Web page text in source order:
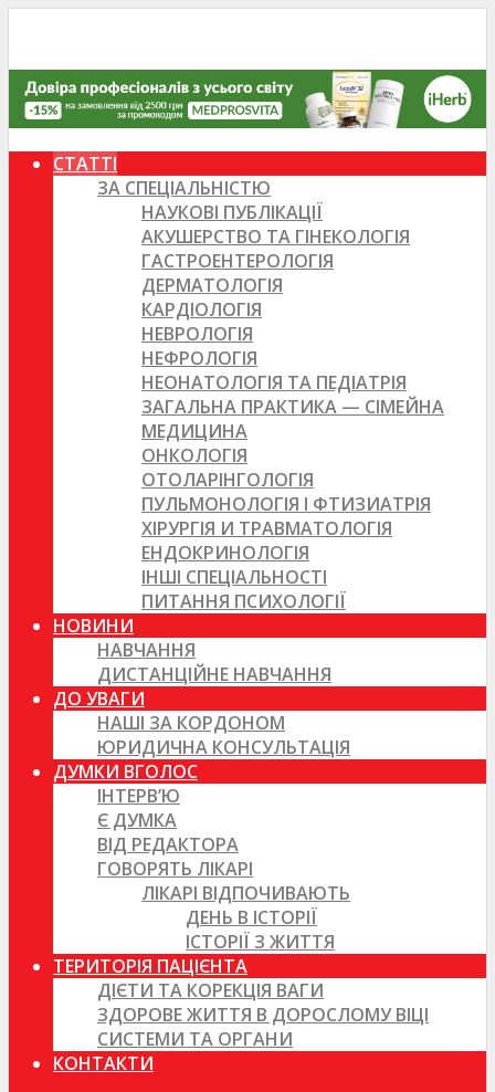
СТАТТІ
ЗА СПЕЦІАЛЬНІСТЮ
НАУКОВІ ПУБЛІКАЦІЇ
АКУШЕРСТВО ТА ГІНЕКОЛОГІЯ
ГАСТРОЕНТЕРОЛОГІЯ
ДЕРМАТОЛОГІЯ
КАРДІОЛОГІЯ
НЕВРОЛОГІЯ
НЕФРОЛОГІЯ
НЕОНАТОЛОГІЯ ТА ПЕДІАТРІЯ
ЗАГАЛЬНА ПРАКТИКА — СІМЕЙНА
МЕДИЦИНА
ОНКОЛОГІЯ
ОТОЛАРІНГОЛОГІЯ
ПУЛЬМОНОЛОГІЯ І ФТИЗИАТРІЯ
ХІРУРГІЯ И ТРАВМАТОЛОГІЯ
ЕНДОКРИНОЛОГІЯ
ІНШІ СПЕЦІАЛЬНОСТІ
ПИТАННЯ ПСИХОЛОГІЇ
НОВИНИ
НАВЧАННЯ
ДИСТАНЦІЙНЕ НАВЧАННЯ
ДО УВАГИ
НАШІ ЗА КОРДОНОМ
ЮРИДИЧНА КОНСУЛЬТАЦІЯ
ДУМКИ ВГОЛОС
ІНТЕРВ’Ю
Є ДУМКА
ВІД РЕДАКТОРА
ГОВОРЯТЬ ЛІКАРІ
ЛІКАРІ ВІДПОЧИВАЮТЬ
ДЕНЬ В ІСТОРІЇ
ІСТОРІЇ З ЖИТТЯ
ТЕРИТОРІЯ ПАЦІЄНТА
ДІЄТИ ТА КОРЕКЦІЯ ВАГИ
ЗДОРОВЕ ЖИТТЯ В ДОРОСЛОМУ ВІЦІ
СИСТЕМИ ТА ОРГАНИ
КОНТАКТИ